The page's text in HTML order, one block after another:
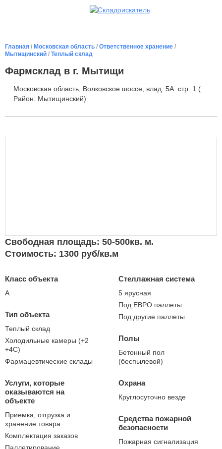
Главная / Московская область / Ответственное хранение /
Мытищинский / Теплый склад
Фармсклад в г. Мытищи
Московская область, Волковское шоссе, влад. 5А. стр. 1 (
Район: Мытищинский)
Свободная площадь: 50-500кв. м.
Стоимость: 1300 руб/кв.м
Класс объекта
А
Тип объекта
Теплый склад
Холодильные камеры (+2
+4С)
Фармацевтические склады
Услуги, которые
оказываются на
объекте
Приемка, отгрузка и
хранение товара
Комплектация заказов
Стеллажная система
5 ярусная
Под ЕВРО паллеты
Под другие паллеты
Полы
Бетонный пол
(беспылевой)
Охрана
Круглосуточно везде
Средства пожарной
безопасности
Пожарная сигнализация